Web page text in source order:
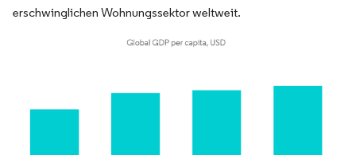
erschwinglichen Wohnungssektor weltweit.